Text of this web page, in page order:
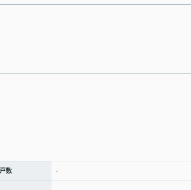
数 -